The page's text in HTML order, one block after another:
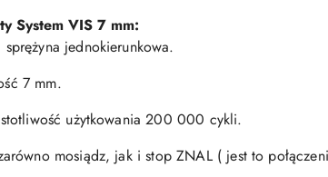
System VIS 7 mm:
jednokierunkowa.
7 mm.
użytkowania 200 000 cykli.
mosiądz, jak i stop ZNAL ( jest to